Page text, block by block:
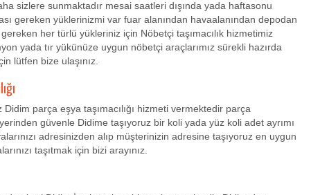
sizlere sunmaktadır mesai saatleri dışında yada haftasonu
gereken yüklerinizmi var fuar alanından havaalanından depodan
her türlü yükleriniz için Nöbetçi taşımacılık hizmetimiz
yada tır yükünüze uygun nöbetçi araçlarımız sürekli hazırda
lütfen bize ulaşınız.
Didim parça eşya taşımacılığı hizmeti vermektedir parça
güvenle Didime taşıyoruz bir koli yada yüz koli adet ayrımı
adresinizden alıp müşterinizin adresine taşıyoruz en uygun
taşıtmak için bizi arayınız.